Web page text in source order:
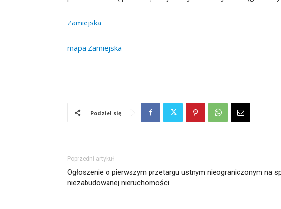
Zamiejska
mapa Zamiejska
Podziel się
Poprzedni artykuł
Ogłoszenie o pierwszym przetargu ustnym nieograniczonym na
niezabudowanej nieruchomości